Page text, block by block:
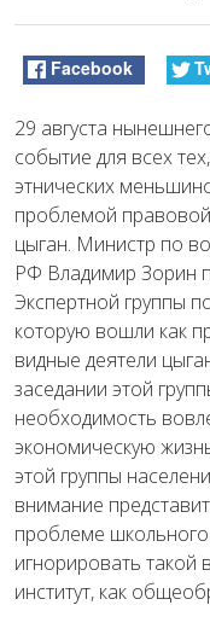
Facebook
29 августа
событие для всех
этнических
проблемой
цыган. Министр по
РФ Владимир Зорин
Экспертной группы
которую вошли как
видные деятели
заседании этой
необходимость
экономическую
этой группы
внимание
проблеме
игнорировать
институт, как